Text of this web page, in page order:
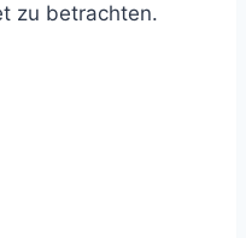
zu betrachten.